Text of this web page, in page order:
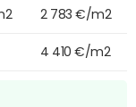
2 783 €/m2
4 410 €/m2